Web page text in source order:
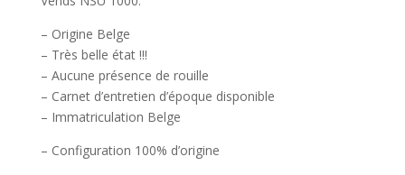
– Origine Belge
– Très belle état !!!
– Aucune présence de rouille
– Carnet d’entretien d’époque disponible
– Immatriculation Belge
– Configuration 100% d’origine